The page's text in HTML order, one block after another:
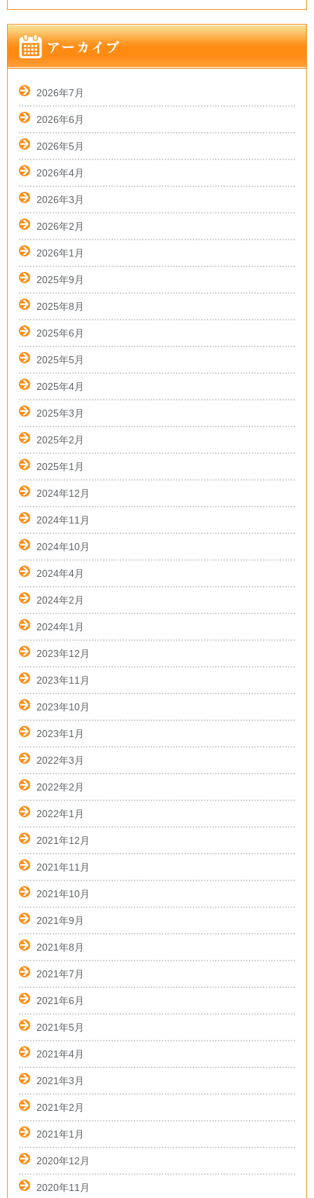
2026年7月
2026年6月
2026年5月
2026年4月
2026年3月
2026年2月
2026年1月
2025年9月
2025年8月
2025年6月
2025年5月
2025年4月
2025年3月
2025年2月
2025年1月
2024年12月
2024年11月
2024年10月
2024年4月
2024年2月
2024年1月
2023年12月
2023年11月
2023年10月
2023年1月
2022年3月
2022年2月
2022年1月
2021年12月
2021年11月
2021年10月
2021年9月
2021年8月
2021年7月
2021年6月
2021年5月
2021年4月
2021年3月
2021年2月
2021年1月
2020年12月
2020年11月